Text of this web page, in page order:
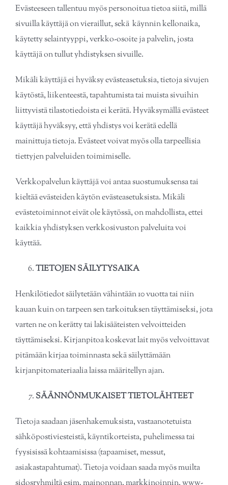
Evästeeseen tallentuu myös personoitua tietoa siitä, millä
sivuilla käyttäjä on vieraillut, sekä käynnin kellonaika,
käytetty selaintyyppi, verkko-osoite ja palvelin, josta
käyttäjä on tullut yhdistyksen sivuille.
Mikäli käyttäjä ei hyväksy evästeasetuksia, tietoja sivujen
käytöstä, liikenteestä, tapahtumista tai muista sivuihin
liittyvistä tilastotiedoista ei kerätä. Hyväksymällä evästeet
käyttäjä hyväksyy, että yhdistys voi kerätä edellä
mainittuja tietoja. Evästeet voivat myös olla tarpeellisia
tiettyjen palveluiden toimimiselle.
Verkkopalvelun käyttäjä voi antaa suostumuksensa tai
kieltää evästeiden käytön evästeasetuksista. Mikäli
evästetoiminnot eivät ole käytössä, on mahdollista, ettei
kaikkia yhdistyksen verkkosivuston palveluita voi
käyttää.
TIETOJEN SÄILYTYSAIKA
Henkilötiedot säilytetään vähintään 10 vuotta tai niin
kauan kuin on tarpeen sen tarkoituksen täyttämiseksi, jota
varten ne on kerätty tai lakisääteisten velvoitteiden
täyttämiseksi. Kirjanpitoa koskevat lait myös velvoittavat
pitämään kirjaa toiminnasta sekä säilyttämään
kirjanpitomateriaalia laissa määritellyn ajan.
SÄÄNNÖNMUKAISET TIETOLÄHTEET
Tietoja saadaan jäsenhakemuksista, vastaanotetuista
sähköpostiviesteistä, käyntikorteista, puhelimessa tai
fyysisissä kohtaamisissa (tapaamiset, messut,
asiakastapahtumat). Tietoja voidaan saada myös muilta